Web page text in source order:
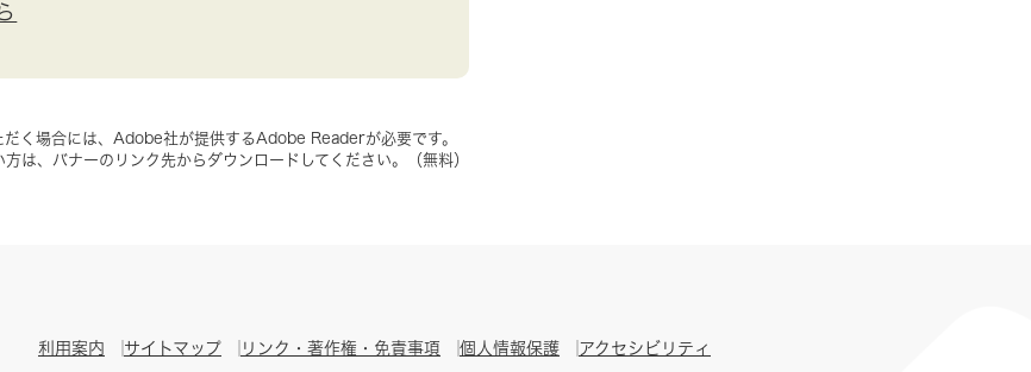
だく場合には、Adobe社が提供するAdobe Readerが必要です。
は、バナーのリンク先からダウンロードしてください。（無料）
利用案内 サイトマップ リンク・著作権・免責事項 個人情報保護 アクセシビリティ